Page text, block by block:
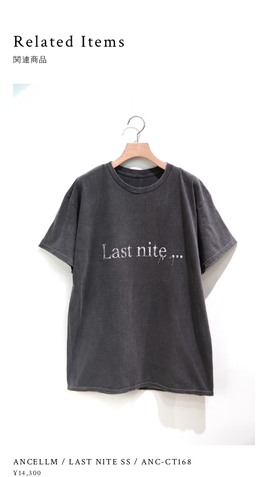
Related Items
関連商品
ANCELLM / LAST NITE SS / ANC-CT168
¥14,300